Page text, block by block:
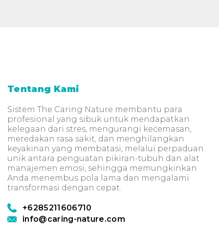
Tentang Kami
Sistem The Caring Nature membantu para
profesional yang sibuk untuk mendapatkan
kelegaan dari stres, mengurangi kecemasan,
meredakan rasa sakit, dan menghilangkan
keyakinan yang membatasi, melalui perpaduan
unik antara penguatan pikiran-tubuh dan alat
manajemen emosi, sehingga memungkinkan
Anda menembus pola lama dan mengalami
transformasi dengan cepat.
+6285211606710
info@caring-nature.com